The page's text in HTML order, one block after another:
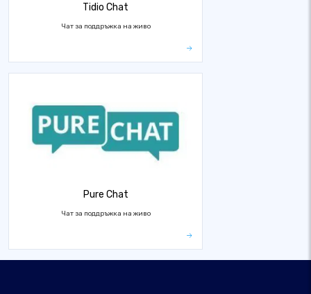
Tidio Chat
Чат за поддръжка на живо
Pure Chat
Чат за поддръжка на живо